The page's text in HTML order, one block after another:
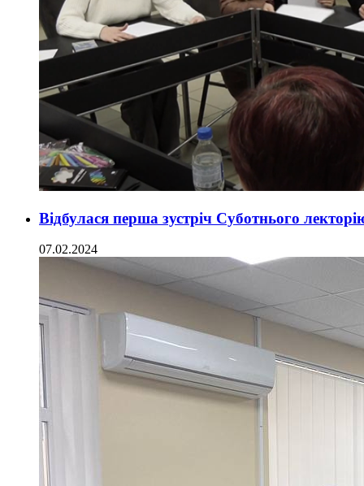
Відбулася перша зустріч Суботнього
07.02.2024